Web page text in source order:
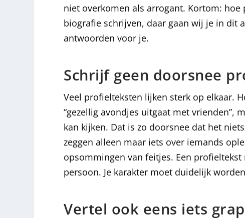
niet overkomen als arrogant. Kortom: hoe
biografie schrijven, daar gaan wij je in dit
antwoorden voor je.
Schrijf geen doorsnee
Veel profielteksten lijken sterk op elkaar.
“gezellig avondjes uitgaat met vrienden”,
kan kijken. Dat is zo doorsnee dat het
zeggen alleen maar iets over iemands
opsommingen van feitjes. Een
persoon. Je karakter moet duidelijk
Vertel ook eens iets